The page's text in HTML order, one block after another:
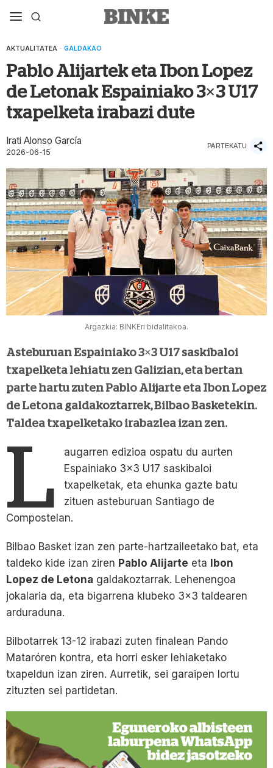
AKTUALITATEA · GALDAKAO
Pablo Alijartek eta Ibon Lopez
de Letonak Espainiako 3×3 U17
txapelketa irabazi dute
Irati Alonso García
2026-06-15
PARTEKATU
Argazkia: BINKEri bidalitakoa.
Asteburuan Espainiako 3×3 U17 saskibaloi
txapelketa lehiatu zen Galizian, eta bertan
parte hartu zuten Pablo Alijarte eta Ibon Lopez
de Letona galdakoztarrek, Bilbao Basketekin.
Taldea txapelketako irabazlea izan zen.
L
augarren edizioa ospatu du aurten
Espainiako 3×3 U17 saskibaloi
txapelketak, eta ehunka gazte batu
zituen asteburuan Santiago de
Compostelan.
Bilbao Basket izan zen parte-hartzaileetako bat, eta
taldeko kide izan ziren Pablo Alijarte eta Ibon
Lopez de Letona galdakoztarrak. Lehenengoa
jokalaria da, eta bigarrena klubeko 3×3 taldearen
arduraduna.
Bilbotarrek 13-12 irabazi zuten finalean Pando
Mataróren kontra, eta horri esker lehiaketako
txapeldun izan ziren. Aurretik, sei garaipen lortu
zituzten sei partidetan.